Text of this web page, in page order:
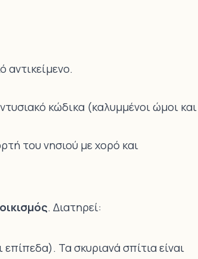
αντικείμενο.
κώδικα (καλυμμένοι ώμοι και
του νησιού με χορό και
. Διατηρεί:
επίπεδα). Τα σκυριανά σπίτια είναι